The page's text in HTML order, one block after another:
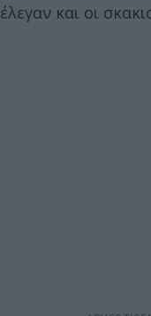
έλεγαν και οι